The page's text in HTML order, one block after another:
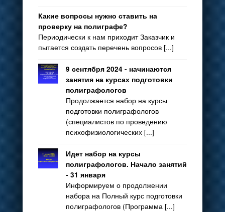
Какие вопросы нужно ставить на
проверку на полиграфе?
Периодически к нам приходит Заказчик и
пытается создать перечень вопросов [...]
9 сентября 2024 - начинаются
занятия на курсах подготовки
полиграфологов
Продолжается набор на курсы
подготовки полиграфологов
(специалистов по проведению
психофизиологических [...]
Идет набор на курсы
полиграфологов. Начало занятий
- 31 января
Информируем о продолжении
набора на Полный курс подготовки
полиграфологов (Программа [...]